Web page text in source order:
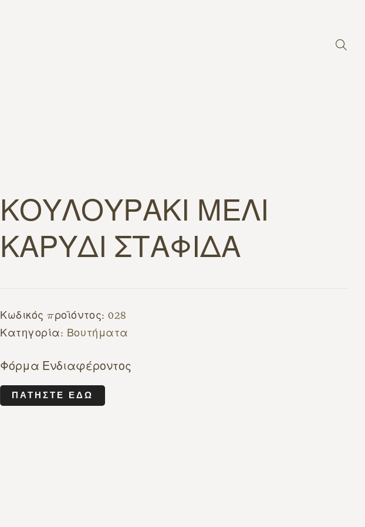
ΚΟΥΛΟΥΡΑΚΙ ΜΕΛΙ
ΚΑΡΥΔΙ ΣΤΑΦΙΔΑ
Κωδικός προϊόντος:028
Κατηγορία: Βουτήματα
Φόρμα Ενδιαφέροντος
ΠΑΤΉΣΤΕ ΕΔΏ